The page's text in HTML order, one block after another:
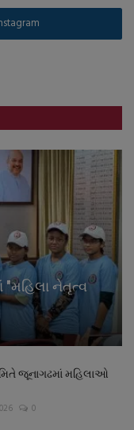
નેતૃત્વ
જૂનાગઢમાં મહિલાઓ
0